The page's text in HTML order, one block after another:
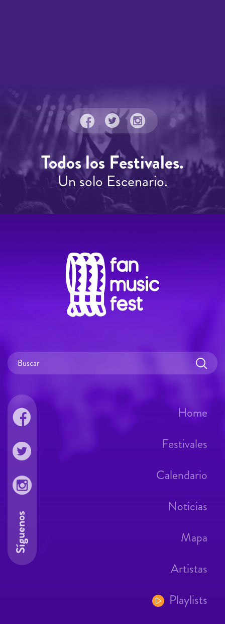
Todos los Festivales.
Un solo Escenario.
Home
Festivales
Calendario
Noticias
Mapa
Artistas
Playlists
Síguenos